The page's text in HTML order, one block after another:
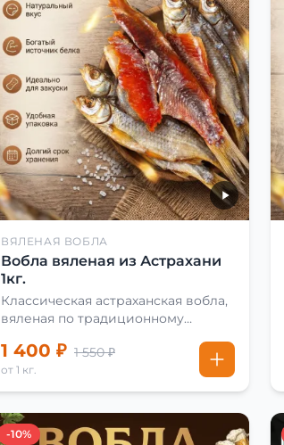
ВЯЛЕНАЯ ВОБЛА
Вобла вяленая из Астрахани
1кг.
Классическая астраханская вобла,
вяленая по традиционному
1 400 ₽ 1 550 ₽
от 1 кг.
-10%